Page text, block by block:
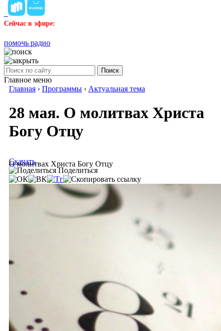
Сейчас в эфире:
помочь радио
Поиск
Главное меню
Главная › Программы › Актуальная тема
28 мая. О молитвах Христа
Богу Отцу
О молитвах Христа Богу Отцу
Скачать
Поделиться